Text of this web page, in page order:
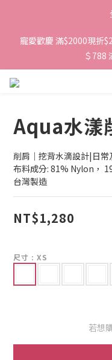
寵愛歡慶 滿$2000現折
＄788
Aqua水漾
削肩｜挖背水滴設計|日
布料成分: 81% Nylon，
台灣製造
NT$1,280
尺寸 : XS
若想